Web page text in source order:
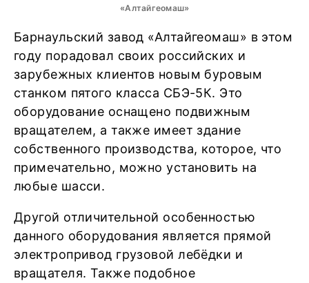
«Алтайгеомаш»
Барнаульский завод «Алтайгеомаш» в этом
году порадовал своих российских и
зарубежных клиентов новым буровым
станком пятого класса СБЭ-5К. Это
оборудование оснащено подвижным
вращателем, а также имеет здание
собственного производства, которое, что
примечательно, можно установить на
любые шасси.
Другой отличительной особенностью
данного оборудования является прямой
электропривод грузовой лебёдки и
вращателя. Также подобное